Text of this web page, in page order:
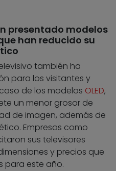
presentado modelos
han reducido su
también ha
para los visitantes y
de los modelos OLED,
un menor grosor de
de imagen, además de
Empresas como
sus televisores
y precios que
para este año.